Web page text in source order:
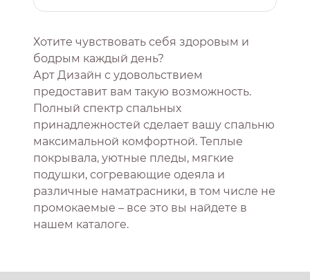
Хотите чувствовать себя здоровым и
бодрым каждый день?
Арт Дизайн с удовольствием
предоставит вам такую возможность.
Полный спектр спальных
принадлежностей сделает вашу спальню
максимальной комфортной. Теплые
покрывала, уютные пледы, мягкие
подушки, согревающие одеяла и
различные наматрасники, в том числе не
промокаемые – все это вы найдете в
нашем каталоге.